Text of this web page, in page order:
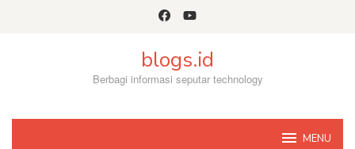
blogs.id
Berbagi informasi seputar technology
MENU